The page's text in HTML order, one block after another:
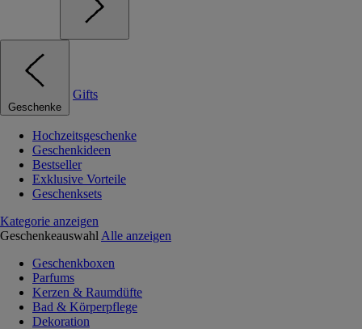
Geschenke
Gifts
Hochzeitsgeschenke
Geschenkideen
Bestseller
Exklusive Vorteile
Geschenksets
Kategorie anzeigen
Geschenkeauswahl Alle anzeigen
Geschenkboxen
Parfums
Kerzen & Raumdüfte
Bad & Körperpflege
Dekoration